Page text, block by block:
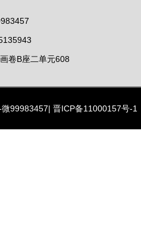
卷B座二单元608
99983457| 晋ICP备11000157号-1